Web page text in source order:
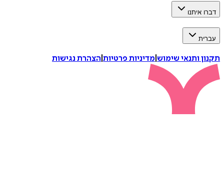
דברו איתנו
עברית
תקנון ותנאי שימוש מדיניות פרטיות הצהרת נגישות